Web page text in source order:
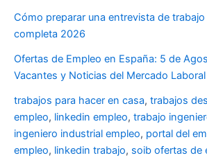
Cómo preparar una entrevista de trabajo
completa 2026
Ofertas de Empleo en España: 5 de
Vacantes y Noticias del Mercado Laboral
trabajos para hacer en casa, trabajos
empleo, linkedin empleo, trabajo
ingeniero industrial empleo, portal del
empleo, linkedin trabajo, soib ofertas de